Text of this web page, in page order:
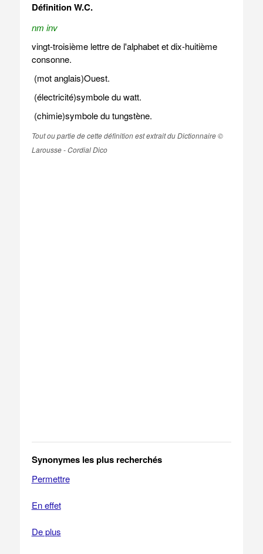
Définition W.C.
nm inv
vingt-troisième lettre de l'alphabet et dix-huitième
consonne.
(mot anglais)Ouest.
(électricité)symbole du watt.
(chimie)symbole du tungstène.
Tout ou partie de cette définition est extrait du Dictionnaire ©
Larousse - Cordial Dico
Synonymes les plus recherchés
Permettre
En effet
De plus